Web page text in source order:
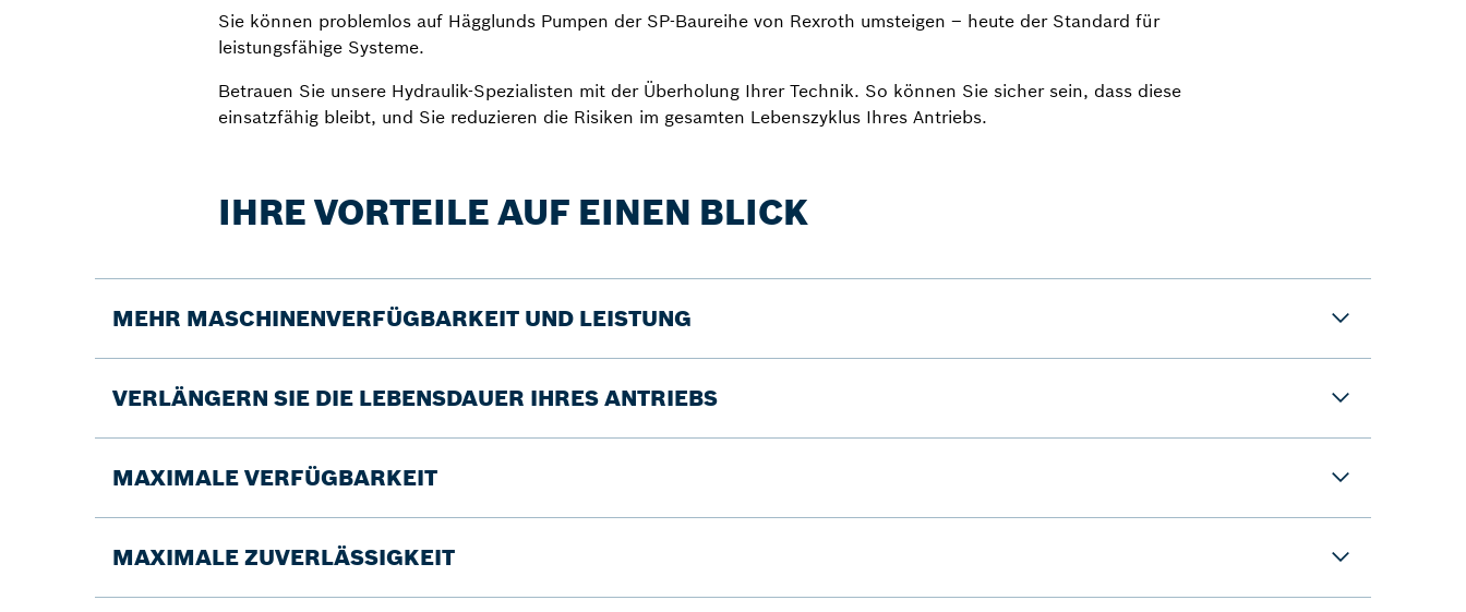
Sie können problemlos auf Hägglunds Pumpen der SP-Baureihe von Rexroth umsteigen – heute der Standard für
leistungsfähige Systeme.
Betrauen Sie unsere Hydraulik-Spezialisten mit der Überholung Ihrer Technik. So können Sie sicher sein, dass diese
einsatzfähig bleibt, und Sie reduzieren die Risiken im gesamten Lebenszyklus Ihres Antriebs.
IHRE VORTEILE AUF EINEN BLICK
MEHR MASCHINENVERFÜGBARKEIT UND LEISTUNG
VERLÄNGERN SIE DIE LEBENSDAUER IHRES ANTRIEBS
MAXIMALE VERFÜGBARKEIT
MAXIMALE ZUVERLÄSSIGKEIT